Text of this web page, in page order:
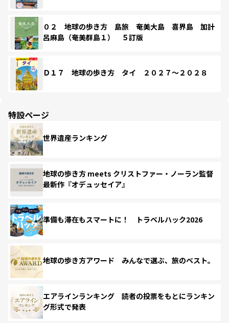
０２ 地球の歩き方 島旅 奄美大島 喜界島 加計
呂麻島（奄美群島１） ５訂版
Ｄ１７ 地球の歩き方 タイ ２０２７～２０２８
特設ページ
世界遺産ランキング
地球の歩き方 meets クリストファー・ノーラン監督
最新作『オデュッセイア』
準備も滞在もスマートに！ トラベルハック2026
地球の歩き方アワード みんなで選ぶ、旅のベスト。
エアラインランキング 読者の投票をもとにランキン
グ形式で発表